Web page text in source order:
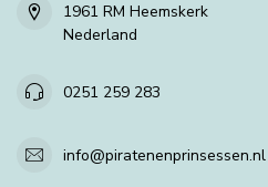
1961 RM Heemskerk
Nederland
0251 259 283
info@piratenenprinsessen.nl